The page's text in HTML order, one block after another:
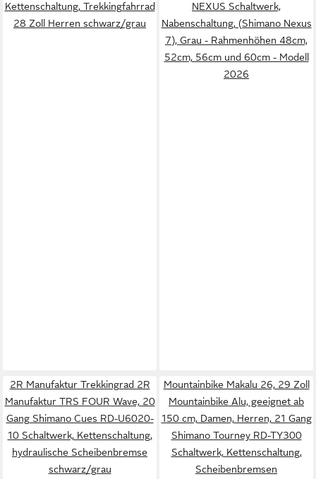
Kettenschaltung, Trekkingfahrrad
28 Zoll Herren schwarz/grau
NEXUS Schaltwerk,
Nabenschaltung, (Shimano Nexus
7), Grau - Rahmenhöhen 48cm,
52cm, 56cm und 60cm - Modell
2026
2R Manufaktur Trekkingrad 2R
Manufaktur TRS FOUR Wave, 20
Gang Shimano Cues RD-U6020-
10 Schaltwerk, Kettenschaltung,
hydraulische Scheibenbremse
schwarz/grau
Mountainbike Makalu 26, 29 Zoll
Mountainbike Alu, geeignet ab
150 cm, Damen, Herren, 21 Gang
Shimano Tourney RD-TY300
Schaltwerk, Kettenschaltung,
Scheibenbremsen